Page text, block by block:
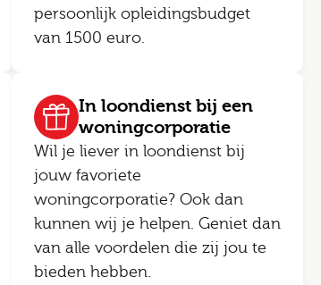
persoonlijk opleidingsbudget
van 1500 euro.
In loondienst bij een
woningcorporatie
Wil je liever in loondienst bij
jouw favoriete
woningcorporatie? Ook dan
kunnen wij je helpen. Geniet dan
van alle voordelen die zij jou te
bieden hebben.